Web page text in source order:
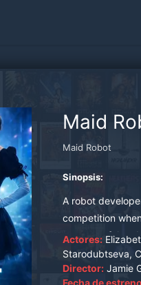
Maid
Maid Robot
Sinopsis:
A robot
competition
too powerful and
Actores:
Starodubtseva,
Director: Jamie
Fecha de